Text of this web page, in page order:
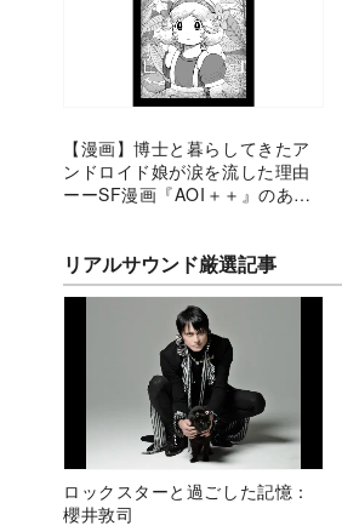
【漫画】博士と暮らしてきたア
ンドロイド娘が涙を流した理由
ーーSF漫画『AOI＋＋』のあた
リアルサウンド厳選記事
ロックスターと過ごした記憶：
櫻井敦司